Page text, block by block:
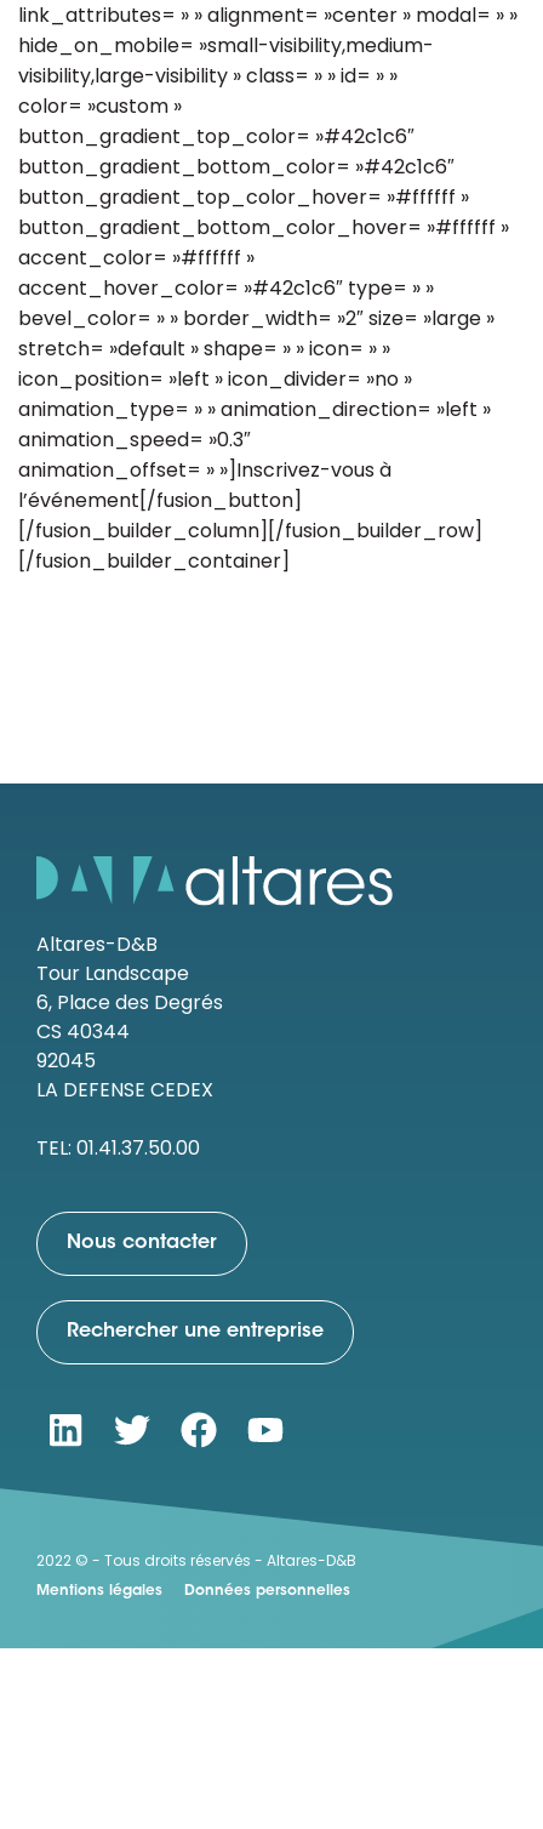
link_attributes= » » alignment= »center » modal= » »
hide_on_mobile= »small-visibility,medium-
visibility,large-visibility » class= » » id= » »
color= »custom »
button_gradient_top_color= »#42c1c6″
button_gradient_bottom_color= »#42c1c6″
button_gradient_top_color_hover= »#ffffff »
button_gradient_bottom_color_hover= »#ffffff »
accent_color= »#ffffff »
accent_hover_color= »#42c1c6″ type= » »
bevel_color= » » border_width= »2″ size= »large »
stretch= »default » shape= » » icon= » »
icon_position= »left » icon_divider= »no »
animation_type= » » animation_direction= »left »
animation_speed= »0.3″
animation_offset= » »]Inscrivez-vous à
l’événement[/fusion_button]
[/fusion_builder_column][/fusion_builder_row]
[/fusion_builder_container]
Altares-D&B
Tour Landscape
6, Place des Degrés
CS 40344
92045
LA DEFENSE CEDEX
TEL: 01.41.37.50.00
Nous contacter
Rechercher une entreprise
2022 © - Tous droits réservés - Altares-D&B
Mentions légales Données personnelles